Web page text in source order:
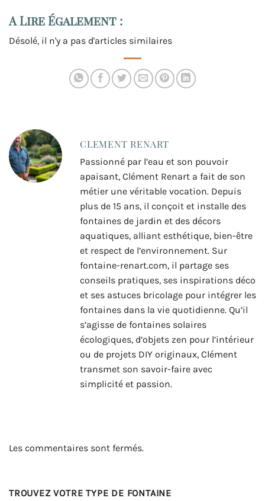
A Lire Également :
Désolé, il n'y a pas d'articles similaires
CLEMENT RENART
Passionné par l’eau et son pouvoir
apaisant, Clément Renart a fait de son
métier une véritable vocation. Depuis
plus de 15 ans, il conçoit et installe des
fontaines de jardin et des décors
aquatiques, alliant esthétique, bien-être
et respect de l’environnement. Sur
fontaine-renart.com, il partage ses
conseils pratiques, ses inspirations déco
et ses astuces bricolage pour intégrer les
fontaines dans la vie quotidienne. Qu’il
s’agisse de fontaines solaires
écologiques, d’objets zen pour l’intérieur
ou de projets DIY originaux, Clément
transmet son savoir-faire avec
simplicité et passion.
Les commentaires sont fermés.
TROUVEZ VOTRE TYPE DE FONTAINE